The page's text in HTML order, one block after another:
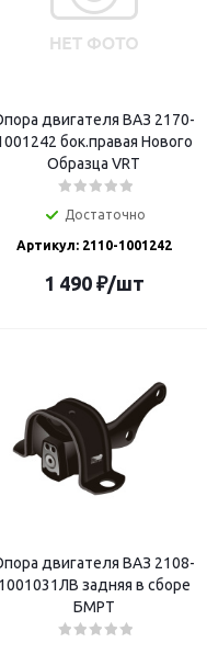
двигателя ВАЗ 2170-
бок.правая Нового
Образца VRT
Достаточно
Артикул: 2110-1001242
1 490₽/шт
двигателя ВАЗ 2108-
1001031ЛВ задняя в сборе
БМРТ